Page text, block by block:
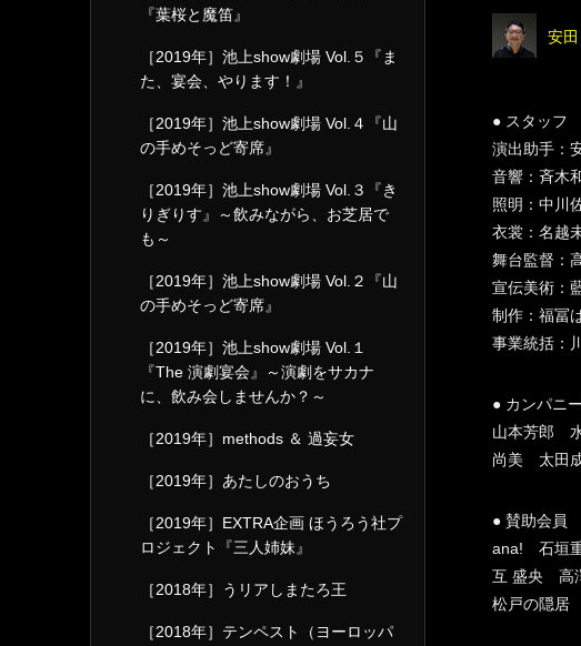
安
● スタッフ
演出助手：
音響：斉木
照明：中川
衣裳：名越
舞台監督：
宣伝美術：
制作：福冨
事業統括：
● カンパニ
山本芳郎
尚美 太田
● 賛助会員
ana! 石垣
互 盛央 高
松戸の隠
『葉桜と魔笛』
［2019年］池上show劇場 Vol.５『ま
た、宴会、やります！』
［2019年］池上show劇場 Vol.４『山
の手めそっど寄席』
［2019年］池上show劇場 Vol.３『き
りぎりす』～飲みながら、お芝居で
も～
［2019年］池上show劇場 Vol.２『山
の手めそっど寄席』
［2019年］池上show劇場 Vol.１
『The 演劇宴会』～演劇をサカナ
に、飲み会しませんか？～
［2019年］methods ＆ 過妄女
［2019年］あたしのおうち
［2019年］EXTRA企画 ほうろう社プ
ロジェクト『三人姉妹』
［2018年］うリアしまたろ王
［2018年］テンペスト（ヨーロッパ